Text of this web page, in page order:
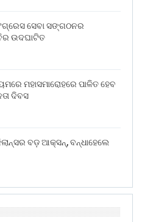
ସେବା ସଙ୍ଗଠନର
ଉଦଘାଟିତ
ମହାସମାରୋହରେ ପାଳିତ ହେବ
ଦିବସ
ବଡ଼ ଆକ୍ସନ୍, ବନ୍ଧାହେଲେ